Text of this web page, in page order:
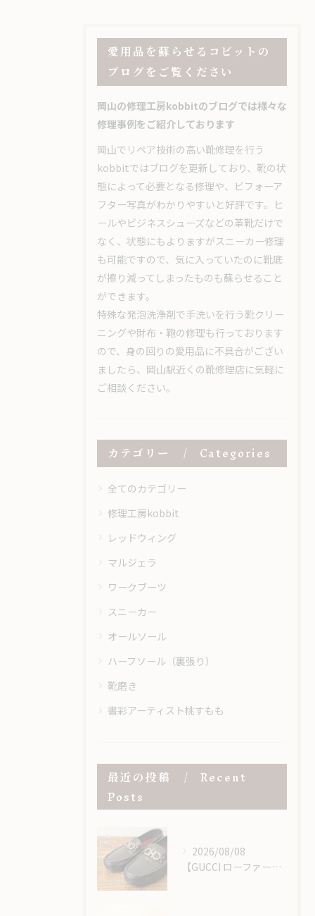
愛用品を蘇らせるコビットの
ブログをご覧ください
岡山の修理工房kobbitのブログでは様々な
修理事例をご紹介しております
岡山でリペア技術の高い靴修理を行う
kobbitではブログを更新しており、靴の状
態によって必要となる修理や、ビフォーア
フター写真がわかりやすいと好評です。ヒ
ールやビジネスシューズなどの革靴だけで
なく、状態にもよりますがスニーカー修理
も可能ですので、気に入っていたのに靴底
が擦り減ってしまったものも蘇らせること
ができます。
特殊な発泡洗浄剤で手洗いを行う靴クリー
ニングや財布・鞄の修理も行っております
ので、身の回りの愛用品に不具合がござい
ましたら、岡山駅近くの靴修理店に気軽に
ご相談ください。
カテゴリー Categories
全てのカテゴリー
修理工房kobbit
レッドウィング
マルジェラ
ワークブーツ
スニーカー
オールソール
ハーフソール（裏張り）
靴磨き
書彩アーティスト桃すもも
最近の投稿
Recent
Posts
2026/08/08
【GUCCI ローファー】つま先の擦れ・キズを「当て革」で補強・修理